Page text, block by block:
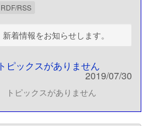
RDF/RSS
新着情報をお知らせします。
トピックスがありません
2019/07/30
トピックスがありません